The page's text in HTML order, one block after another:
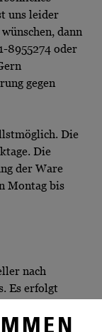
uns leider
dann
8955274 oder
gegen
Die
Die
der Ware
Montag bis
nach
Es erfolgt
die Übergabe